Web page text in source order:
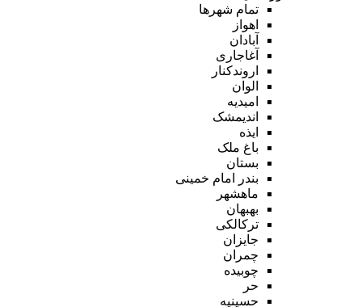
تمام شهر‌ها
اهواز
آبادان
آغاجاری
اروندکنار
الوان
امیدیه
اندیمشک
ایذه
باغ ملک
بستان
بندر امام خمینی
ماهشهر
بهبهان
ترکالکی
جایزان
چمران
چوبیده
حر
حسینیه